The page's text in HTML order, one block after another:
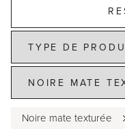
Noire mate texturée